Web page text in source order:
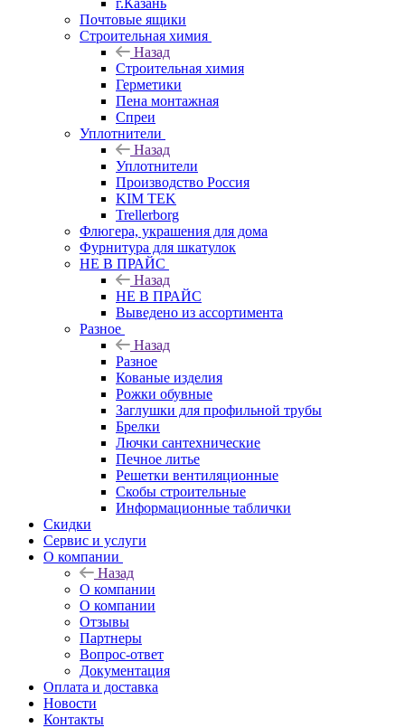
г.Казань
Почтовые ящики
Строительная химия
Назад
Строительная химия
Герметики
Пена монтажная
Спреи
Уплотнители
Назад
Уплотнители
Производство Россия
KIM TEK
Trellerborg
Флюгера, украшения для дома
Фурнитура для шкатулок
НЕ В ПРАЙС
Назад
НЕ В ПРАЙС
Выведено из ассортимента
Разное
Назад
Разное
Кованые изделия
Рожки обувные
Заглушки для профильной трубы
Брелки
Лючки сантехнические
Печное литье
Решетки вентиляционные
Скобы строительные
Информационные таблички
Скидки
Сервис и услуги
О компании
Назад
О компании
О компании
Отзывы
Партнеры
Вопрос-ответ
Документация
Оплата и доставка
Новости
Контакты